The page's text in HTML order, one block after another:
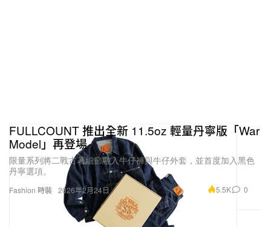
Fashion 時裝
FULLCOUNT 推出全新 11.5oz 輕量丹寧版「War
Model」再登場
限量系列將二戰古著細節融入牛仔褲與牛仔外套，並首度加入黑色
丹寧選項。
2026年2月24日 5.5K 0